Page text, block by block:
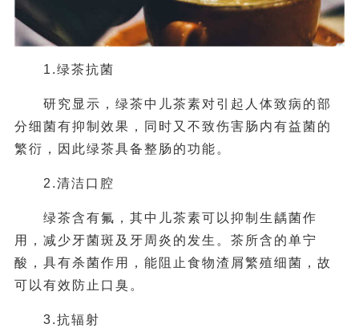
1.绿茶抗菌
研究显示，绿茶中儿茶素对引起人体致病的部
分细菌有抑制效果，同时又不致伤害肠内有益菌的
繁衍，因此绿茶具备整肠的功能。
2.清洁口腔
绿茶含有氟，其中儿茶素可以抑制生龋菌作
用，减少牙菌斑及牙周炎的发生。茶所含的单宁
酸，具有杀菌作用，能阻止食物渣屑繁殖细菌，故
可以有效防止口臭。
3.抗辐射